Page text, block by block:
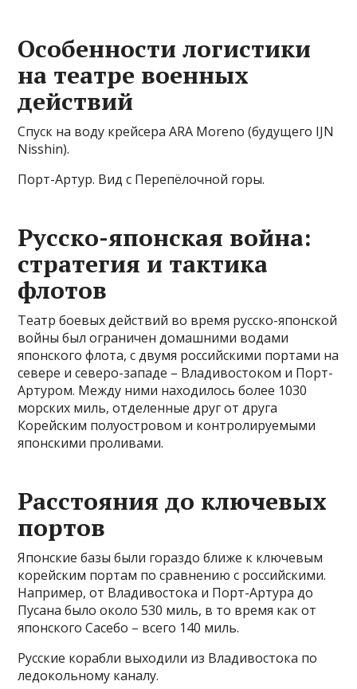
Особенности логистики
на театре военных
действий
Спуск на воду крейсера ARA Moreno (будущего IJN
Nisshin).
Порт-Артур. Вид с Перепёлочной горы.
Русско-японская война:
стратегия и тактика
флотов
Театр боевых действий во время русско-японской
войны был ограничен домашними водами
японского флота, с двумя российскими портами на
севере и северо-западе – Владивостоком и Порт-
Артуром. Между ними находилось более 1030
морских миль, отделенные друг от друга
Корейским полуостровом и контролируемыми
японскими проливами.
Расстояния до ключевых
портов
Японские базы были гораздо ближе к ключевым
корейским портам по сравнению с российскими.
Например, от Владивостока и Порт-Артура до
Пусана было около 530 миль, в то время как от
японского Сасебо – всего 140 миль.
Русские корабли выходили из Владивостока по
ледокольному каналу.